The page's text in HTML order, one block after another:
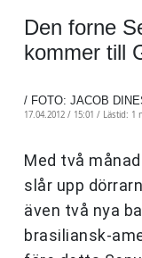
Den forne
kommer till
/ FOTO: JACOB
17.04.2012 / 15:01 / Lästid: 1
Med två
slår upp
även två nya
brasiliansk-